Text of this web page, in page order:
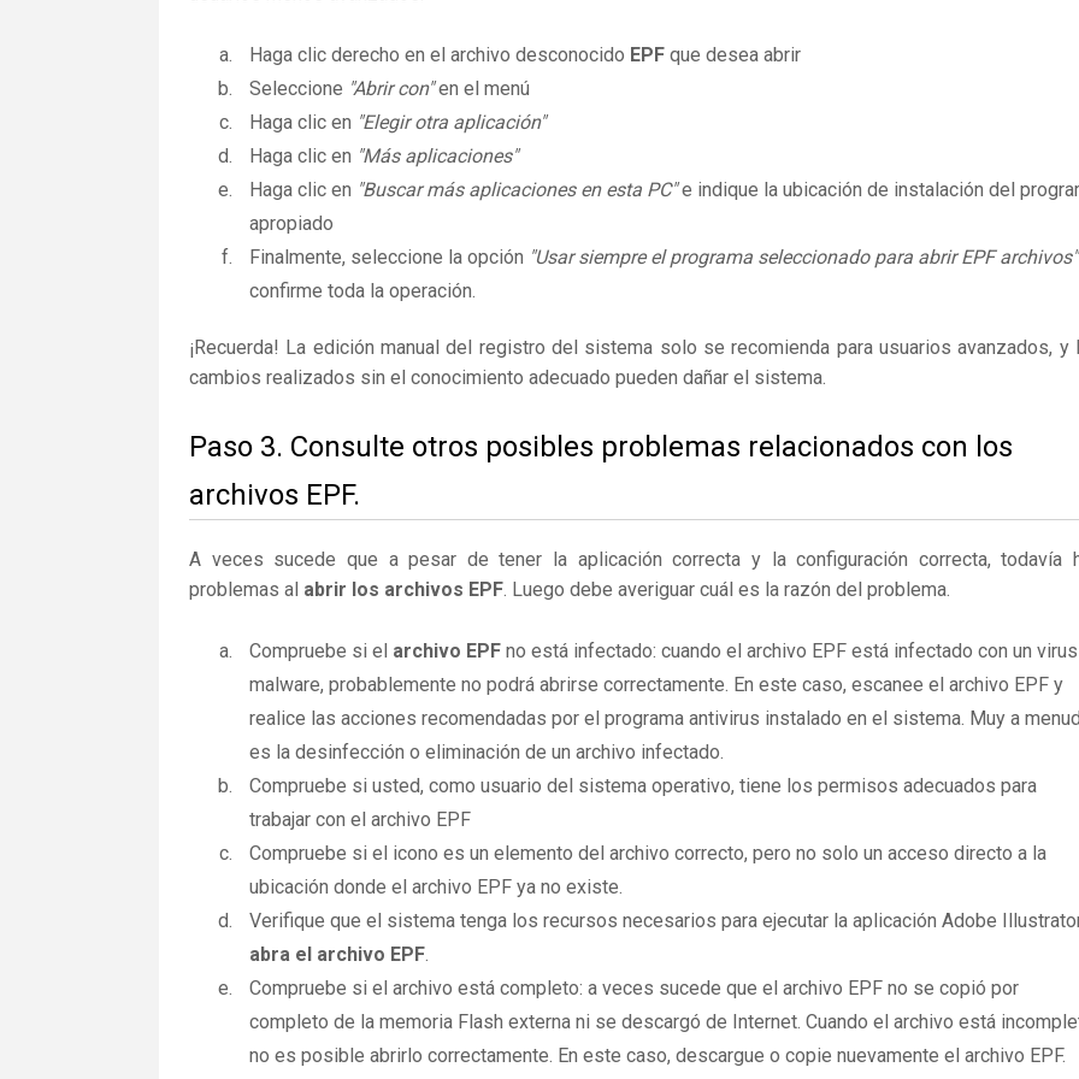
Haga clic derecho en el archivo desconocido EPF que desea abrir
Seleccione "Abrir con"en el menú
Haga clic en "Elegir otra aplicación"
Haga clic en "Más aplicaciones"
Haga clic en "Buscar más aplicaciones en esta PC"e indique la ubicación de instalación del
apropiado
Finalmente, seleccione la opción "Usar siempre el programa seleccionado para abrir EPF archivos"
confirme toda la operación.
¡Recuerda! La edición manual del registro del sistema solo se recomienda para usuarios avanzados, y
cambios realizados sin el conocimiento adecuado pueden dañar el sistema.
Paso 3. Consulte otros posibles problemas relacionados con los
archivos EPF.
A veces sucede que a pesar de tener la aplicación correcta y la configuración correcta, todavía
problemas al abrir los archivos EPF. Luego debe averiguar cuál es la razón del problema.
Compruebe si el archivo EPF no está infectado: cuando el archivo EPF está infectado con un
malware, probablemente no podrá abrirse correctamente. En este caso, escanee el archivo EPF y
realice las acciones recomendadas por el programa antivirus instalado en el sistema. Muy a
es la desinfección o eliminación de un archivo infectado.
Compruebe si usted, como usuario del sistema operativo, tiene los permisos adecuados para
trabajar con el archivo EPF
Compruebe si el icono es un elemento del archivo correcto, pero no solo un acceso directo a la
ubicación donde el archivo EPF ya no existe.
Verifique que el sistema tenga los recursos necesarios para ejecutar la aplicación Adobe
abra el archivo EPF.
Compruebe si el archivo está completo: a veces sucede que el archivo EPF no se copió por
completo de la memoria Flash externa ni se descargó de Internet. Cuando el archivo está
no es posible abrirlo correctamente. En este caso, descargue o copie nuevamente el archivo EPF.